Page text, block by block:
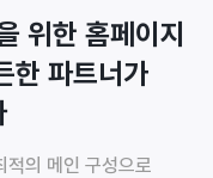
위한 홈페이지
한 파트너가
의 메인 구성으로